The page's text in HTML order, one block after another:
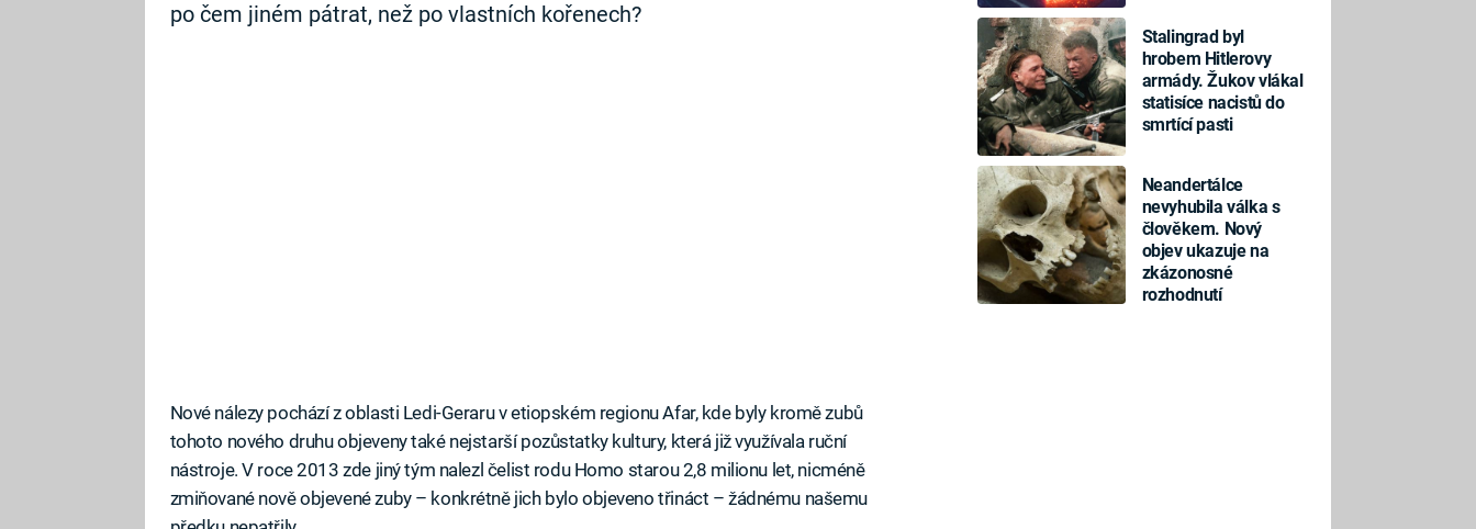
Stalingrad byl
hrobem Hitlerovy
armády. Žukov vlákal
statisíce nacistů do
smrtící pasti
Neandertálce
nevyhubila válka s
člověkem. Nový
objev ukazuje na
zkázonosné
rozhodnutí
po čem jiném pátrat, než po vlastních kořenech?
Nové nálezy pochází z oblasti Ledi-Geraru v etiopském regionu Afar, kde byly kromě zubů
tohoto nového druhu objeveny také nejstarší pozůstatky kultury, která již využívala ruční
nástroje. V roce 2013 zde jiný tým nalezl čelist rodu Homo starou 2,8 milionu let, nicméně
zmiňované nově objevené zuby – konkrétně jich bylo objeveno třináct – žádnému našemu